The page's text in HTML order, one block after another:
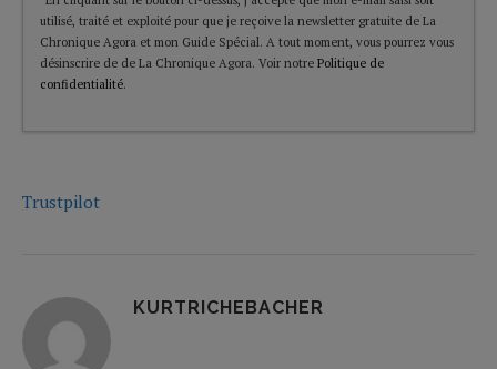
utilisé, traité et exploité pour que je reçoive la newsletter gratuite de La
Chronique Agora et mon Guide Spécial. A tout moment, vous pourrez vous
désinscrire de de La Chronique Agora. Voir notre Politique de
confidentialité.
Trustpilot
KURTRICHEBACHER